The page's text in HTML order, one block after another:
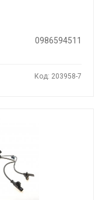
0986594511
Код: 203958-7